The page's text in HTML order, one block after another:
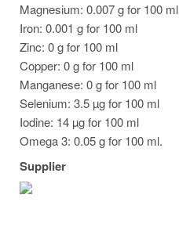
Magnesium: 0.007 g for 100 ml
Iron: 0.001 g for 100 ml
Zinc: 0 g for 100 ml
Copper: 0 g for 100 ml
Manganese: 0 g for 100 ml
Selenium: 3.5 µg for 100 ml
Iodine: 14 µg for 100 ml
Omega 3: 0.05 g for 100 ml.
Supplier